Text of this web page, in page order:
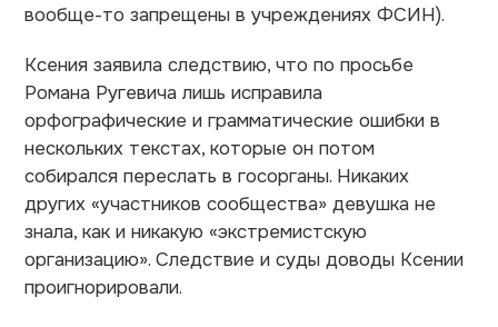
вообще-то запрещены в учреждениях ФСИН).
Ксения заявила следствию, что по просьбе
Романа Ругевича лишь исправила
орфографические и грамматические ошибки в
нескольких текстах, которые он потом
собирался переслать в госорганы. Никаких
других «участников сообщества» девушка не
знала, как и никакую «экстремистскую
организацию». Следствие и суды доводы Ксении
проигнорировали.